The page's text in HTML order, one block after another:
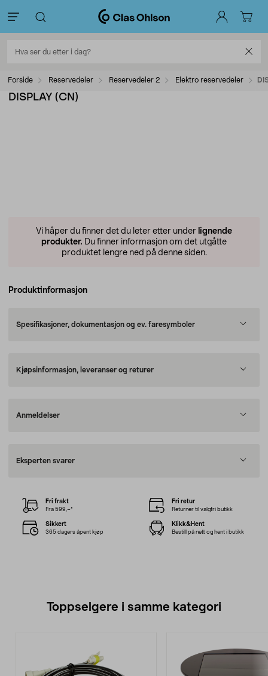
Forside Reservedeler Reservedeler 2 Elektro reservedeler
DISPLAY (CN)
Vi håper du finner det du leter etter under lignende
produkter. Du finner informasjon om det utgåtte
produktet lengre ned på denne siden.
Produktinformasjon
Spesifikasjoner, dokumentasjon og ev. faresymboler
Kjøpsinformasjon, leveranser og returer
Anmeldelser
Eksperten svarer
Fri frakt
Fra 599,–*
Fri retur
Returner til valgfri butikk
Sikkert
365 dagers åpent kjøp
Klikk&Hent
Bestill på nett og hent i butikk
Toppselgere i samme kategori